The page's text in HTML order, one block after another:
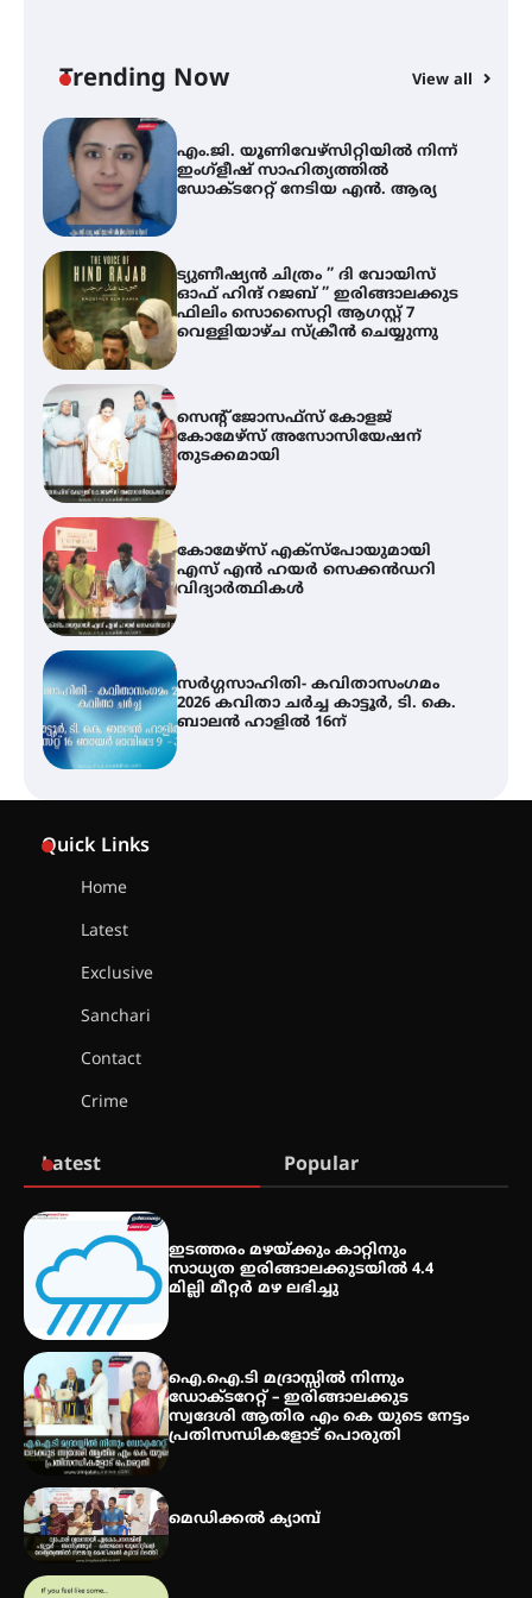
Trending Now View all
ട്യുണീഷ്യൻ ചിത്രം ” ദി വോയിസ്
ഓഫ് ഹിന്ദ് റജബ് ” ഇരിങ്ങാലക്കുട
ഫിലിം സൊസൈറ്റി ആഗസ്റ്റ് 7
വെള്ളിയാഴ്ച സ്‌ക്രീൻ ചെയ്യുന്നു
സെന്റ് ജോസഫ്സ് കോളജ്
കോമേഴ്‌സ് അസോസിയേഷന്
തുടക്കമായി
കോമേഴ്സ് എക്സ്പോയുമായി
എസ് എൻ ഹയർ സെക്കൻഡറി
വിദ്യാർത്ഥികൾ
സർഗ്ഗസാഹിതി- കവിതാസംഗമം
2026 കവിതാ ചർച്ച കാട്ടൂർ, ടി. കെ.
ബാലൻ ഹാളിൽ 16ന്
ശക്തമായ മഴ തുടരുന്നു – തൃശൂർ
ജില്ലയിൽ എല്ലാ വിദ്യാഭ്യാസ
സ്ഥാപനങ്ങൾക്കും ശനിയാഴ്ച
അവധി
വിദ്യാർത്ഥികൾ
2026 കവിതാ ചർച്ച കാട്ടൂർ, ടി. കെ.
ബാലൻ ഹാളിൽ 16ന്
Quick Links
Home
Latest
Exclusive
Sanchari
Contact
Crime
Latest Popular
ഇടത്തരം മഴയ്ക്കും കാറ്റിനും
സാധ്യത ഇരിങ്ങാലക്കുടയിൽ 4.4
മില്ലി മീറ്റർ മഴ ലഭിച്ചു
ഐ.ഐ.ടി മദ്രാസ്സിൽ നിന്നും
ഡോക്ടറേറ്റ് – ഇരിങ്ങാലക്കുട
സ്വദേശി ആതിര എം കെ യുടെ നേട്ടം
പ്രതിസന്ധികളോട് പൊരുതി
മെഡിക്കൽ ക്യാമ്പ്